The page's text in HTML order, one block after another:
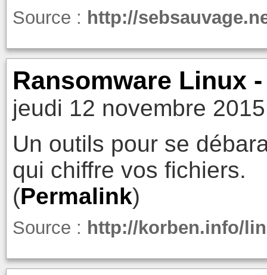
Source : http://
Ransomware Linux
jeudi 12 novembre
Un outils pour se
qui chiffre vos fichiers.
(Permalink)
Source : http://korben.info/